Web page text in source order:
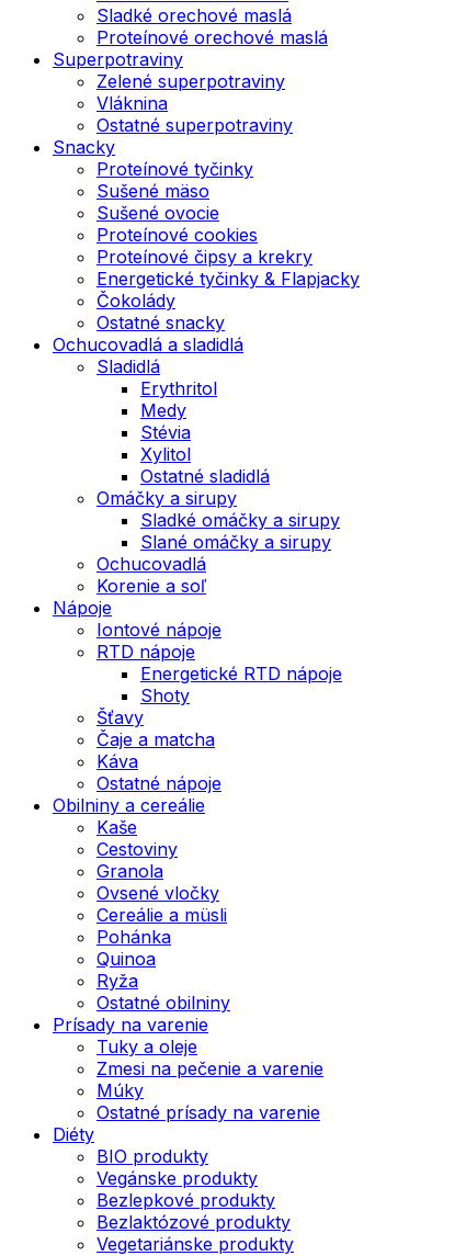
Sladké orechové maslá
Proteínové orechové maslá
Superpotraviny
Zelené superpotraviny
Vláknina
Ostatné superpotraviny
Snacky
Proteínové tyčinky
Sušené mäso
Sušené ovocie
Proteínové cookies
Proteínové čipsy a krekry
Energetické tyčinky & Flapjacky
Čokolády
Ostatné snacky
Ochucovadlá a sladidlá
Sladidlá
Erythritol
Medy
Stévia
Xylitol
Ostatné sladidlá
Omáčky a sirupy
Sladké omáčky a sirupy
Slané omáčky a sirupy
Ochucovadlá
Korenie a soľ
Nápoje
Iontové nápoje
RTD nápoje
Energetické RTD nápoje
Shoty
Šťavy
Čaje a matcha
Káva
Ostatné nápoje
Obilniny a cereálie
Kaše
Cestoviny
Granola
Ovsené vločky
Cereálie a müsli
Pohánka
Quinoa
Ryža
Ostatné obilniny
Prísady na varenie
Tuky a oleje
Zmesi na pečenie a varenie
Múky
Ostatné prísady na varenie
Diéty
BIO produkty
Vegánske produkty
Bezlepkové produkty
Bezlaktózové produkty
Vegetariánske produkty